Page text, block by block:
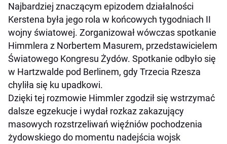
Najbardziej znaczącym epizodem działalności
Kerstena była jego rola w końcowych tygodniach II
wojny światowej. Zorganizował wówczas spotkanie
Himmlera z Norbertem Masurem, przedstawicielem
Światowego Kongresu Żydów. Spotkanie odbyło się
w Hartzwalde pod Berlinem, gdy Trzecia Rzesza
chyliła się ku upadkowi.
Dzięki tej rozmowie Himmler zgodził się wstrzymać
dalsze egzekucje i wydał rozkaz zakazujący
masowych rozstrzeliwań więźniów pochodzenia
żydowskiego do momentu nadejścia wojsk